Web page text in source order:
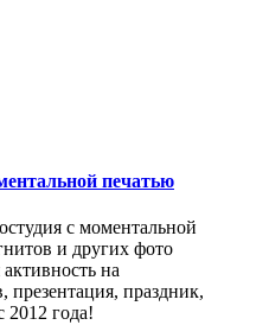
печатью
с моментальной
и других фото
на
презентация, праздник,
2012 года!